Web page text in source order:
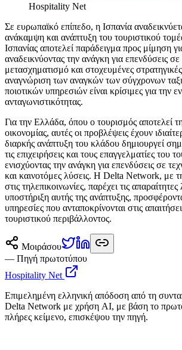
Hospitality Net
Σε ευρωπαϊκό επίπεδο, η Ισπανία
ανάκαμψη και ανάπτυξη του τουριστικού
Ισπανίας αποτελεί παράδειγμα προς μίμηση
αναδεικνύοντας την ανάγκη για επενδύσεις
μετασχηματισμό και στοχευμένες
αναγνώριση των αναγκών των σύγχρονων
ποιοτικών υπηρεσιών είναι κρίσιμες για την
ανταγωνιστικότητας.
Για την Ελλάδα, όπου ο τουρισμός αποτελεί
οικονομίας, αυτές οι προβλέψεις έχουν
διαρκής ανάπτυξη του κλάδου δημιουργεί
τις επιχειρήσεις και τους επαγγελματίες του
ενισχύοντας την ανάγκη για επενδύσεις σε
και καινοτόμες λύσεις. Η Delta Network, με
στις τηλεπικοινωνίες, παρέχει τις απαραίτητες
υποστήριξη αυτής της ανάπτυξης,
υπηρεσίες που ανταποκρίνονται στις
τουριστικού περιβάλλοντος.
Μοιράσου
— Πηγή πρωτοτύπου
Hospitality Net
Επιμελημένη ελληνική απόδοση από τη
Delta Network με χρήση AI, με βάση το
πλήρες κείμενο, επισκέψου την πηγή.